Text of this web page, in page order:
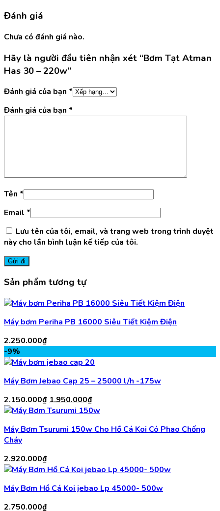
Đánh giá
Chưa có đánh giá nào.
Hãy là người đầu tiên nhận xét “Bơm Tạt Atman
Has 30 – 220w”
Đánh giá của bạn *
Đánh giá của bạn *
Tên *
Email *
Lưu tên của tôi, email, và trang web trong trình duyệt
này cho lần bình luận kế tiếp của tôi.
Sản phẩm tương tự
Máy bơm Periha PB 16000 Siêu Tiết Kiệm Điện
2.250.000₫
-9%
Máy Bơm Jebao Cap 25 – 25000 l/h -175w
2.150.000₫ Giá
gốc
2.150.000₫.
1.950.000₫Giá
hiện
là:
Máy Bơm Tsurumi 150w Cho Hồ Cá Koi Có Phao Chống
Cháy
2.920.000₫
Máy Bơm Hồ Cá Koi jebao Lp 45000- 500w
2.750.000₫